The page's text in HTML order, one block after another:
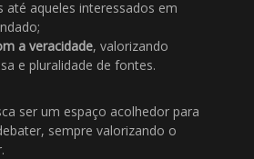
até aqueles interessados em
a veracidade, valorizando
e pluralidade de fontes.
ser um espaço acolhedor para
sempre valorizando o